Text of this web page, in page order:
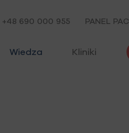
+48 690 000 955 PANEL
Wiedza Kliniki